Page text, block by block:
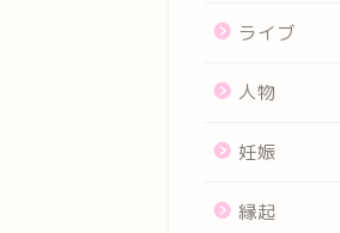
ライブ
人物
妊娠
縁起